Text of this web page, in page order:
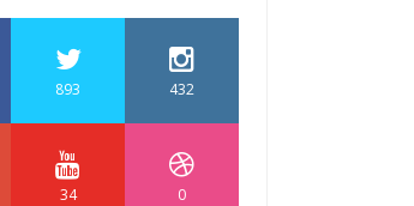
893 432
34 0